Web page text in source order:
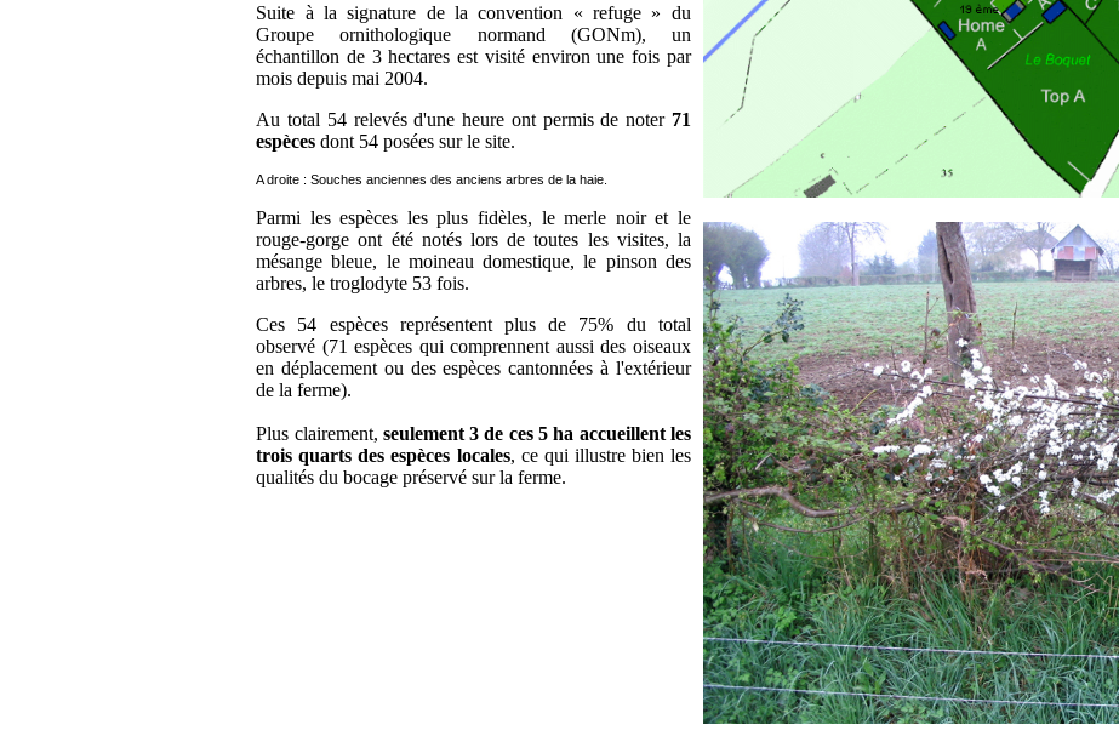
Suite à la signature de la convention « refuge » du
Groupe ornithologique normand (GONm), un
échantillon de 3 hectares est visité environ une fois par
mois depuis mai 2004.
Au total 54 relevés d'une heure ont permis de noter 71
espèces dont 54 posées sur le site.
A droite : Souches anciennes des anciens arbres de la haie.
Parmi les espèces les plus fidèles, le merle noir et le
rouge-gorge ont été notés lors de toutes les visites, la
mésange bleue, le moineau domestique, le pinson des
arbres, le troglodyte 53 fois.
Ces 54 espèces représentent plus de 75% du total
observé (71 espèces qui comprennent aussi des oiseaux
en déplacement ou des espèces cantonnées à l'extérieur
de la ferme).
Plus clairement, seulement 3 de ces 5 ha accueillent les
trois quarts des espèces locales, ce qui illustre bien les
qualités du bocage préservé sur la ferme.